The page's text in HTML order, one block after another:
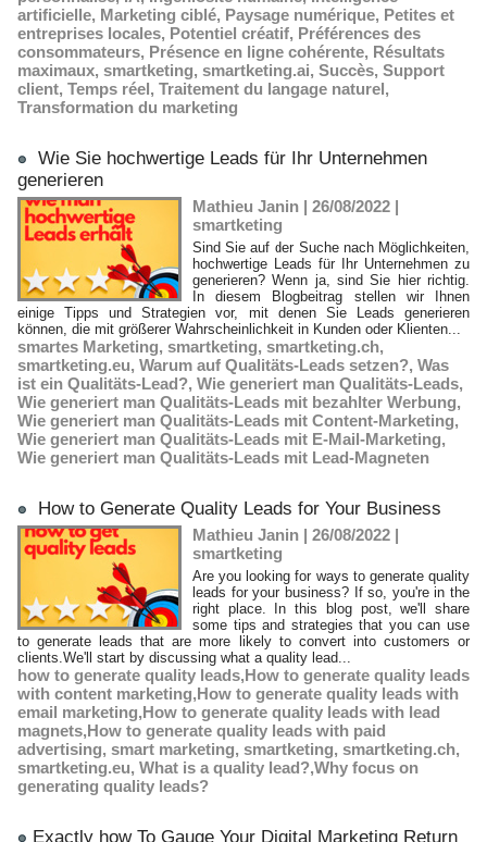
artificielle, Marketing ciblé, Paysage numérique, Petites et
entreprises locales, Potentiel créatif, Préférences des
consommateurs, Présence en ligne cohérente, Résultats
maximaux, smartketing, smartketing.ai, Succès, Support
client, Temps réel, Traitement du langage naturel,
Transformation du marketing
Wie Sie hochwertige Leads für Ihr Unternehmen
generieren
Mathieu Janin | 26/08/2022 |
smartketing
Sind Sie auf der Suche nach Möglichkeiten,
hochwertige Leads für Ihr Unternehmen zu
generieren? Wenn ja, sind Sie hier richtig.
In diesem Blogbeitrag stellen wir Ihnen
einige Tipps und Strategien vor, mit denen Sie Leads generieren
können, die mit größerer Wahrscheinlichkeit in Kunden oder Klienten...
smartes Marketing, smartketing, smartketing.ch,
smartketing.eu, Warum auf Qualitäts-Leads setzen?, Was
ist ein Qualitäts-Lead?, Wie generiert man Qualitäts-Leads,
Wie generiert man Qualitäts-Leads mit bezahlter Werbung,
Wie generiert man Qualitäts-Leads mit Content-Marketing,
Wie generiert man Qualitäts-Leads mit E-Mail-Marketing,
Wie generiert man Qualitäts-Leads mit Lead-Magneten
​ How to Generate Quality Leads for Your Business
Mathieu Janin | 26/08/2022 |
smartketing
Are you looking for ways to generate quality
leads for your business? If so, you're in the
right place. In this blog post, we'll share
some tips and strategies that you can use
to generate leads that are more likely to convert into customers or
clients.We'll start by discussing what a quality lead...
how to generate quality leads,​How to generate quality leads
with content marketing,​How to generate quality leads with
email marketing,​How to generate quality leads with lead
magnets,​How to generate quality leads with paid
advertising, smart marketing, smartketing, smartketing.ch,
smartketing.eu, What is a quality lead?,​Why focus on
generating quality leads?
​Exactly how To Gauge Your Digital Marketing Return